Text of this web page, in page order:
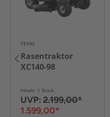
TEXAS
Rasentraktor
XC140-98
Inhalt: 1 Stück
UVP: 2.199,00*
1.599,00*